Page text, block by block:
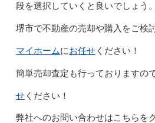
段を選択していくと良いでしょう。
堺市で不動産の売却や購入をご検
マイホームにお任せください！
簡単売却査定も行っておりますの
せください！
弊社へのお問い合わせはこちらを